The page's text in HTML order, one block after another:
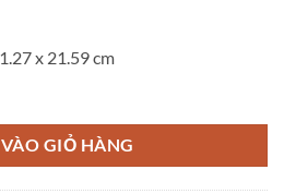
x 21.59 cm
GIỎ HÀNG